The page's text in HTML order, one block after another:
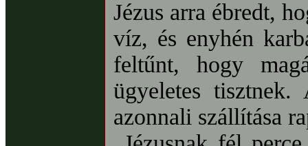
Jézus arra ébredt,
víz, és enyhén
feltűnt, hogy
ügyeletes
azonnali szállítása